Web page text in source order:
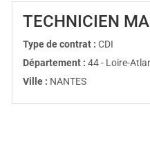
TECHNICIEN
Type de contrat : CDI
Département : 44 - Loire-
Ville : NANTES